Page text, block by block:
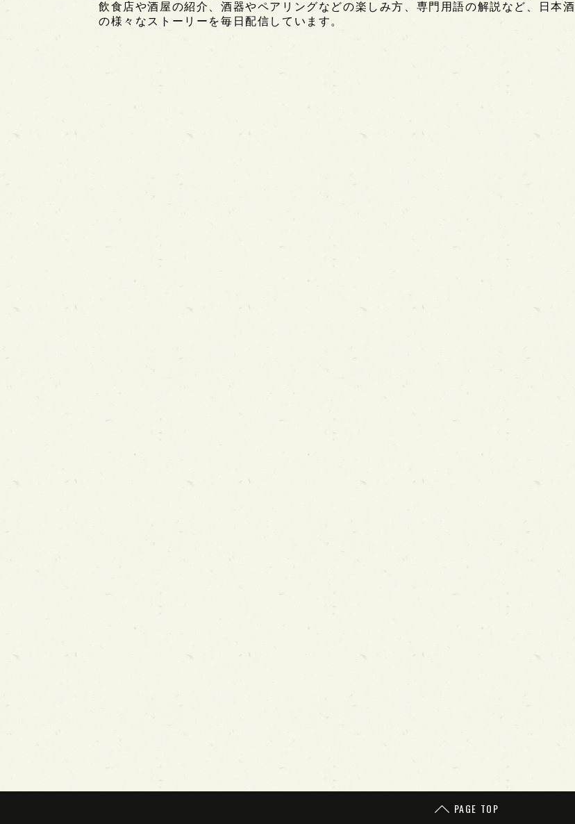
飲食店や酒屋の紹介、酒器やペアリングなどの楽しみ方、専門用語の解説など、日本酒
の様々なストーリーを毎日配信しています。
PAGE TOP